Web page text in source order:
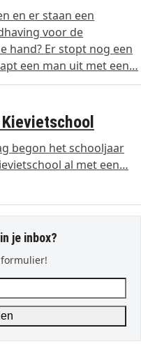
en er staan een
voor de
hand? Er stopt nog een
een man uit met een…
begon het schooljaar
al met een…
je inbox?